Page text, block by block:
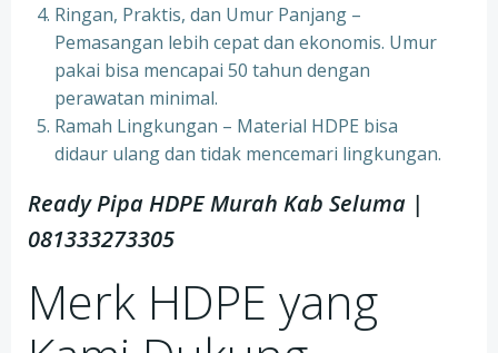
Ringan, Praktis, dan Umur Panjang –
Pemasangan lebih cepat dan ekonomis. Umur
pakai bisa mencapai 50 tahun dengan
perawatan minimal.
Ramah Lingkungan – Material HDPE bisa
didaur ulang dan tidak mencemari lingkungan.
Ready Pipa HDPE Murah Kab Seluma |
081333273305
Merk HDPE yang